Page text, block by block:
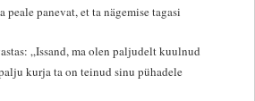
peale panevat, et ta nägemise tagasi
„Issand, ma olen paljudelt kuulnud
kurja ta on teinud sinu pühadele